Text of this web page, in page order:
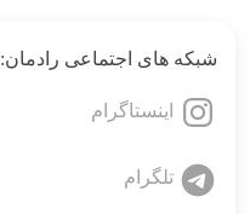
شبکه های اجتماعی رادمان:
اینستاگرام
تلگرام